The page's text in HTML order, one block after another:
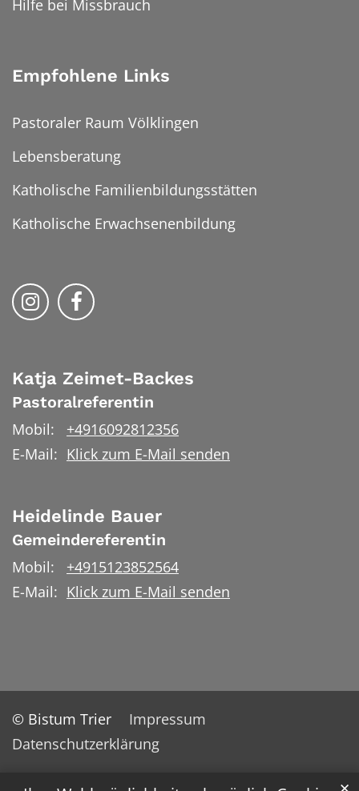
Hilfe bei Missbrauch
Empfohlene Links
Pastoraler Raum Völklingen
Lebensberatung
Katholische Familienbildungsstätten
Katholische Erwachsenenbildung
Folge uns auf Instragram
Folge uns auf Facebook
Katja Zeimet-Backes
Pastoralreferentin
Mobil:
+4916092812356
E-Mail: Klick zum E-Mail senden
Heidelinde Bauer
Gemeindereferentin
Mobil:
+4915123852564
E-Mail: Klick zum E-Mail senden
© Bistum Trier
Impressum
Datenschutzerklärung